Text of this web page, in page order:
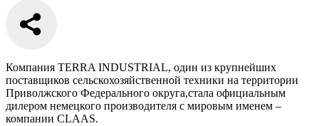
Компания TERRA INDUSTRIAL, один из крупнейших
поставщиков сельскохозяйственной техники на территории
Приволжского Федерального округа,стала официальным
дилером немецкого производителя с мировым именем –
компании CLAAS.